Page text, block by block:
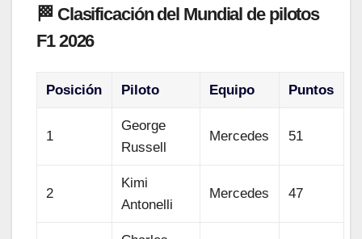
🏁 Clasificación del Mundial de pilotos
F1 2026
Posición Piloto Equipo Puntos
1
George
Russell
Mercedes 51
2
Kimi
Antonelli
Mercedes 47